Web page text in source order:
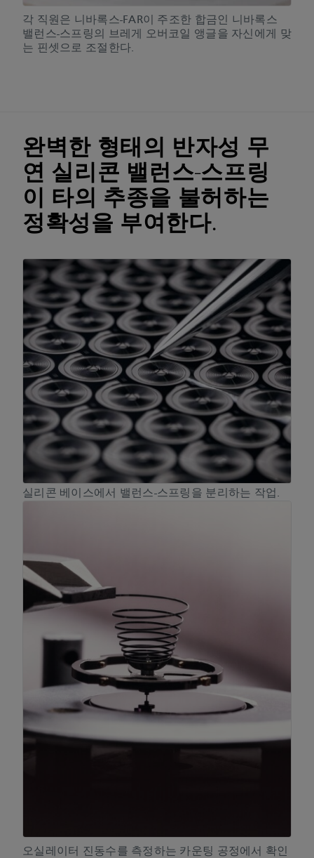
각 직원은 니바록스-FAR이 주조한 합금인 니바록스
밸런스-스프링의 브레게 오버코일 앵글을 자신에게 맞
는 핀셋으로 조절한다.
완벽한 형태의 반자성 무
연 실리콘 밸런스-스프링
이 타의 추종을 불허하는
정확성을 부여한다.
실리콘 베이스에서 밸런스-스프링을 분리하는 작업.
오실레이터 진동수를 측정하는 카운팅 공정에서 확인